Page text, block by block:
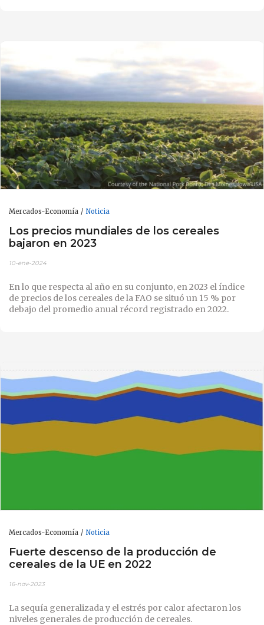
Mercados-Economía Noticia
Los precios mundiales de los cereales
bajaron en 2023
10-ene-2024
En lo que respecta al año en su conjunto, en 2023 el índice
de precios de los cereales de la FAO se situó un 15 % por
debajo del promedio anual récord registrado en 2022.
Mercados-Economía Noticia
Fuerte descenso de la producción de
cereales de la UE en 2022
16-nov-2023
La sequía generalizada y el estrés por calor afectaron los
niveles generales de producción de cereales.